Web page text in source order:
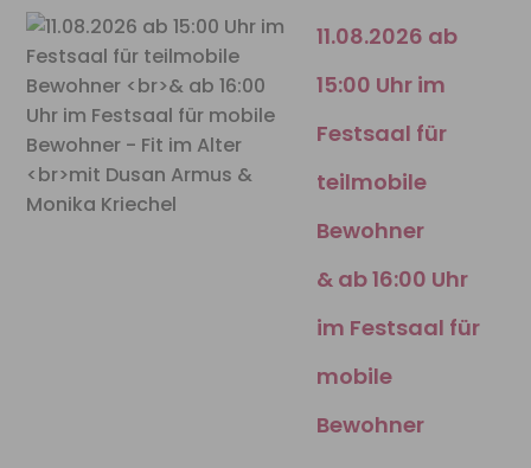
11.08.2026 ab
15:00 Uhr im
Festsaal für
teilmobile
Bewohner
& ab 16:00 Uhr
im Festsaal für
mobile
Bewohner